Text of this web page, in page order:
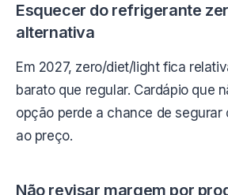
Esquecer do refrigerante
alternativa
Em 2027, zero/diet/light fica
barato que regular. Cardápio que
opção perde a chance de segurar
ao preço.
Não revisar margem por